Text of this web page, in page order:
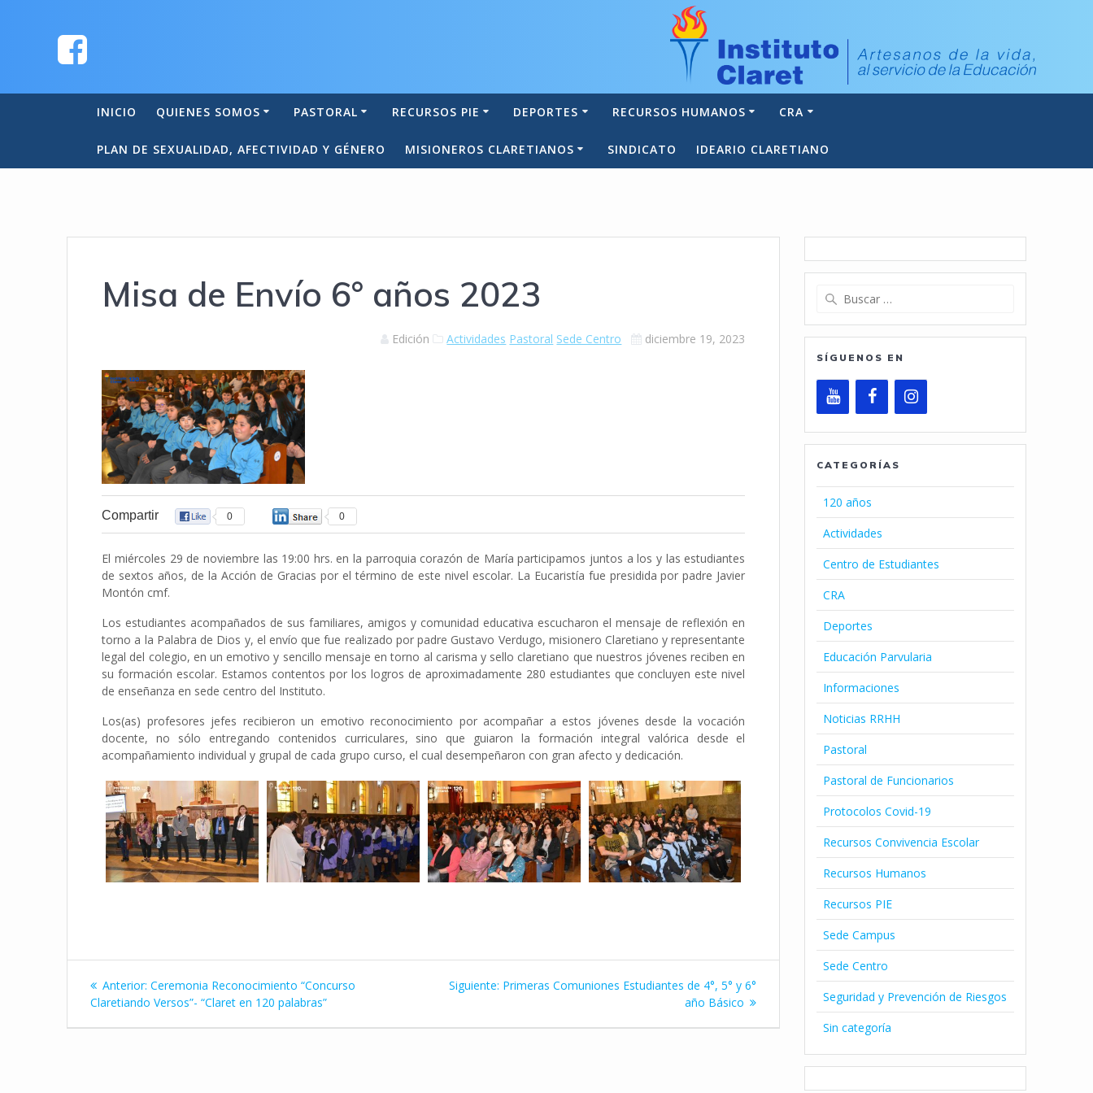
INICIO QUIENES SOMOS PASTORAL RECURSOS PIE DEPORTES RECURSOS HUMANOS CRA
PLAN DE SEXUALIDAD, AFECTIVIDAD Y GÉNERO MISIONEROS CLARETIANOS SINDICATO IDEARIO CLARETIANO
Misa de Envío 6° años 2023
Edición Actividades Pastoral Sede Centro diciembre 19, 2023
Compartir 0 0
El miércoles 29 de noviembre las 19:00 hrs. en la parroquia corazón de María participamos juntos a los y las estudiantes
de sextos años, de la Acción de Gracias por el término de este nivel escolar. La Eucaristía fue presidida por padre Javier
Montón cmf.
Los estudiantes acompañados de sus familiares, amigos y comunidad educativa escucharon el mensaje de reflexión en
torno a la Palabra de Dios y, el envío que fue realizado por padre Gustavo Verdugo, misionero Claretiano y representante
legal del colegio, en un emotivo y sencillo mensaje en torno al carisma y sello claretiano que nuestros jóvenes reciben en
su formación escolar. Estamos contentos por los logros de aproximadamente 280 estudiantes que concluyen este nivel
de enseñanza en sede centro del Instituto.
Los(as) profesores jefes recibieron un emotivo reconocimiento por acompañar a estos jóvenes desde la vocación
docente, no sólo entregando contenidos curriculares, sino que guiaron la formación integral valórica desde el
acompañamiento individual y grupal de cada grupo curso, el cual desempeñaron con gran afecto y dedicación.
Navegación
de
Anterior: Entrada
anterior:
Ceremonia Reconocimiento “Concurso
Claretiando Versos”- “Claret en 120 palabras”
Siguiente: Siguiente
Primeras Comuniones Estudiantes de 4°, 5° y 6°
año Básico
Buscar:
SÍGUENOS EN
CATEGORÍAS
120 años
Actividades
Centro de Estudiantes
CRA
Deportes
Educación Parvularia
Informaciones
Noticias RRHH
Pastoral
Pastoral de Funcionarios
Protocolos Covid-19
Recursos Convivencia Escolar
Recursos Humanos
Recursos PIE
Sede Campus
Sede Centro
Seguridad y Prevención de Riesgos
Sin categoría